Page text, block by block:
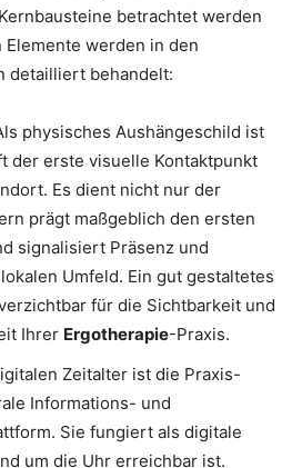
betrachtet werden
werden in den
detailliert behandelt:
physisches Aushängeschild ist
der erste visuelle Kontaktpunkt
Es dient nicht nur der
prägt maßgeblich den ersten
signalisiert Präsenz und
Umfeld. Ein gut gestaltetes
für die Sichtbarkeit und
Ihrer Ergotherapie-Praxis.
Zeitalter ist die Praxis-
Informations- und
Sie fungiert als digitale
um die Uhr erreichbar ist.